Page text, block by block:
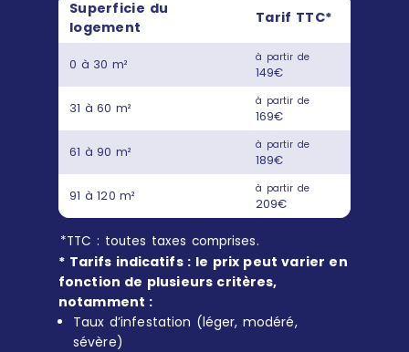
Superficie du
logement
Tarif TTC*
0 à 30 m² à partir de
149€
31 à 60 m² à partir de
169€
61 à 90 m² à partir de
189€
91 à 120 m² à partir de
209€
*TTC : toutes taxes comprises.
* Tarifs indicatifs : le prix peut varier en
fonction de plusieurs critères,
notamment :
Taux d’infestation (léger, modéré,
sévère)